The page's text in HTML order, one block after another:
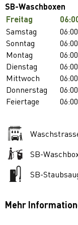
SB-Waschboxen
Freitag
Samstag
Sonntag
Montag
Dienstag
Mittwoch
Donnerstag
Feiertage
SB-
SB-
Mehr